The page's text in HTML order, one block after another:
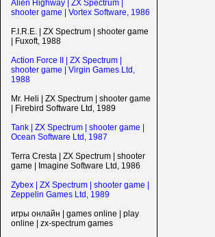
Alien Highway | ZX Spectrum |
shooter game | Vortex Software, 1986
F.I.R.E. | ZX Spectrum | shooter game
| Fuxoft, 1988
Action Force II | ZX Spectrum |
shooter game | Virgin Games Ltd,
1988
Mr. Heli | ZX Spectrum | shooter game
| Firebird Software Ltd, 1989
Tank | ZX Spectrum | shooter game |
Ocean Software Ltd, 1987
Terra Cresta | ZX Spectrum | shooter
game | Imagine Software Ltd, 1986
Zybex | ZX Spectrum | shooter game |
Zeppelin Games Ltd, 1989
игры онлайн | games online | play
online | zx-spectrum games